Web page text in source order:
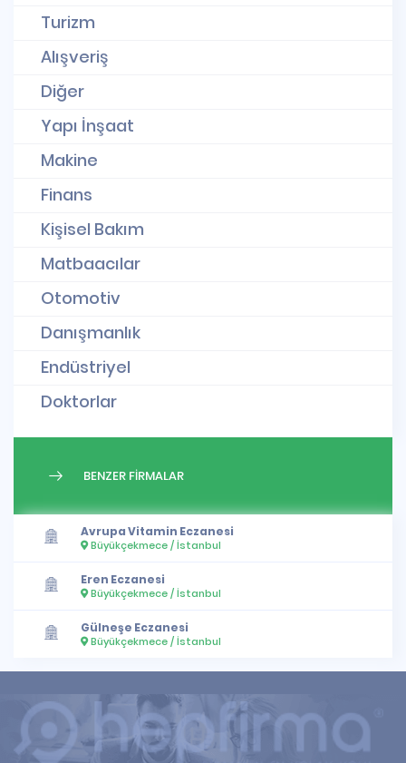
Turizm
Alışveriş
Diğer
Yapı İnşaat
Makine
Finans
Kişisel Bakım
Matbaacılar
Otomotiv
Danışmanlık
Endüstriyel
Doktorlar
BENZER FİRMALAR
Avrupa Vitamin Eczanesi
Büyükçekmece / İstanbul
Eren Eczanesi
Büyükçekmece / İstanbul
Gülneşe Eczanesi
Büyükçekmece / İstanbul